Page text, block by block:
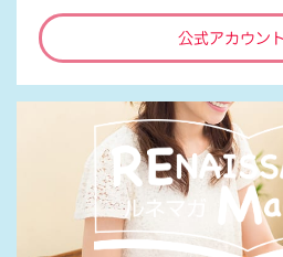
公式アカウン